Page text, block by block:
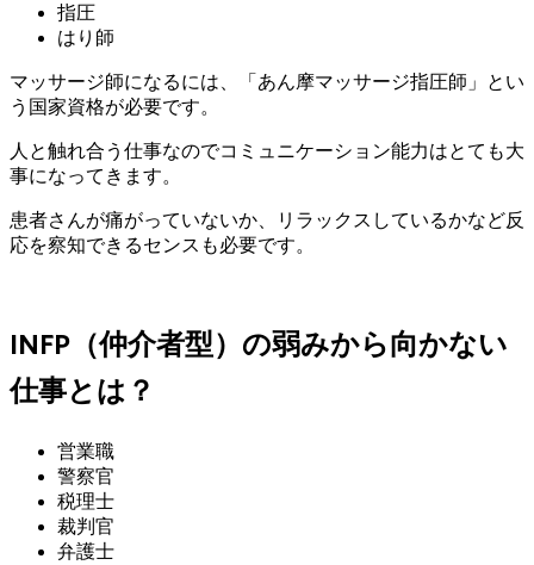
指圧
はり師
マッサージ師になるには、「あん摩マッサージ指圧師」とい
う国家資格が必要です。
人と触れ合う仕事なのでコミュニケーション能力はとても大
事になってきます。
患者さんが痛がっていないか、リラックスしているかなど反
応を察知できるセンスも必要です。
INFP（仲介者型）の弱みから向かない
仕事とは？
営業職
警察官
税理士
裁判官
弁護士